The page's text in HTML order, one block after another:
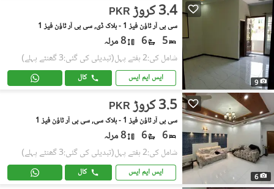
9
PKR 3.4 کروڑ
سی بی آر ٹاؤن فیز 1 - بلاک ڈی, سی بی آر ٹاؤن فیز 1
5
6 8 مرلہ
شامل کی:2 ہفتے پہل (تبدیلی کی گئی:3 گھنٹے پہلے)
ایس ایم ایس کال
6
PKR 3.5 کروڑ
سی بی آر ٹاؤن فیز 1 - بلاک سی, سی بی آر ٹاؤن فیز 1
6
6 8 مرلہ
شامل کی:2 ہفتے پہل (تبدیلی کی گئی:3 گھنٹے پہلے)
ایس ایم ایس کال